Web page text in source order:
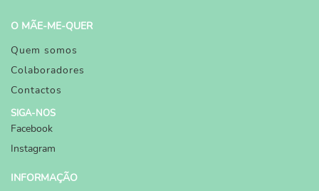
O MÃE-ME-QUER
Quem somos
Colaboradores
Contactos
SIGA-NOS
Facebook
Instagram
INFORMAÇÃO